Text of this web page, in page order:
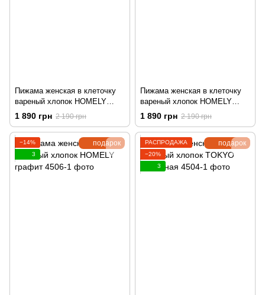
Пижама женская в клеточку
вареный хлопок HOMELY
молочная
1 890 грн 2 190 грн
Пижама женская в клеточку
вареный хлопок HOMELY
синяя
1 890 грн 2 190 грн
подарок
−14%
3
подарок
РАСПРОДАЖА
−20%
3